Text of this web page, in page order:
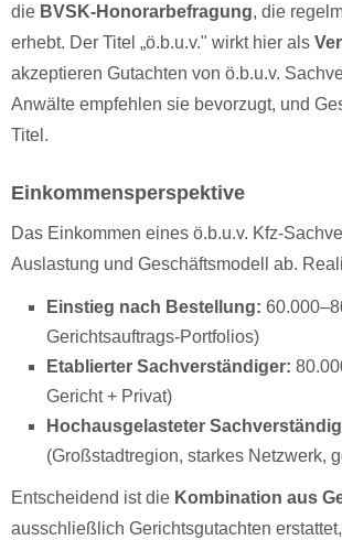
die BVSK-Honorarbefragung, die
erhebt. Der Titel „ö.b.u.v." wirkt hier als
akzeptieren Gutachten von ö.b.u.v.
Anwälte empfehlen sie bevorzugt, und
Titel.
Einkommensperspektive
Das Einkommen eines ö.b.u.v. Kfz-
Auslastung und Geschäftsmodell ab.
Einstieg nach Bestellung:
Gerichtsauftrags-Portfolios)
Etablierter Sachverständiger:
Gericht + Privat)
Hochausgelasteter
(Großstadtregion, starkes Netzwerk,
Entscheidend ist die Kombination aus
ausschließlich Gerichtsgutachten